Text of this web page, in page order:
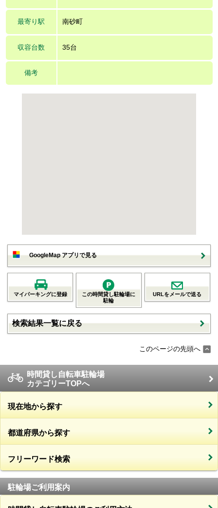
最寄り駅 南砂町
収容台数 35台
備考
GoogleMap アプリで見る
マイパーキングに登録
この時間貸し駐輪場に
駐輪
URLをメールで送る
検索結果一覧に戻る
このページの先頭へ
時間貸し自転車駐輪場
カテゴリーTOPへ
現在地から探す
都道府県から探す
フリーワード検索
駐輪場ご利用案内